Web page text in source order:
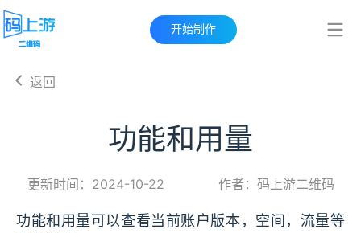
开始制作
返回
功能和用量
更新时间：2024-10-22 作者：码上游二维码
功能和用量可以查看当前账户版本，空间，流量等